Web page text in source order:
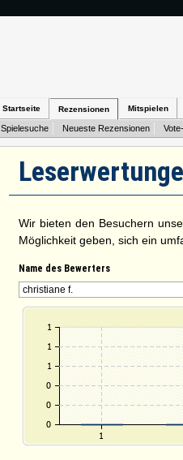
Startseite Rezensionen Mitspielen
Spielesuche Neueste Rezensionen
Wir bieten den Besuchern
Möglichkeit geben, sich ein
Name des Bewerters